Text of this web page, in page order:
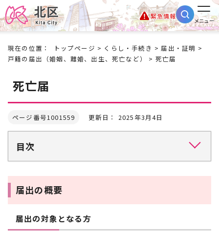
緊急情報
メニュー
現在の位置： トップページ > くらし・手続き >届出・証明 >
戸籍の届出（婚姻、離婚、出生、死亡など）
> 死亡届
死亡届
ページ番号1001559 更新日： 2025年3月4日
目次
届出の概要
届出の対象となる方